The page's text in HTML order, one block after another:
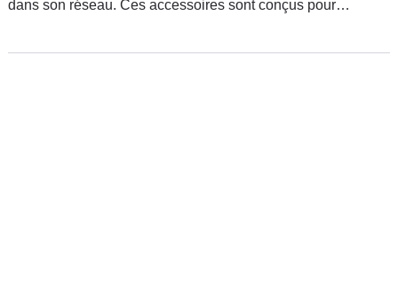
dans son réseau. Ces accessoires sont conçus pour
du constructeur.